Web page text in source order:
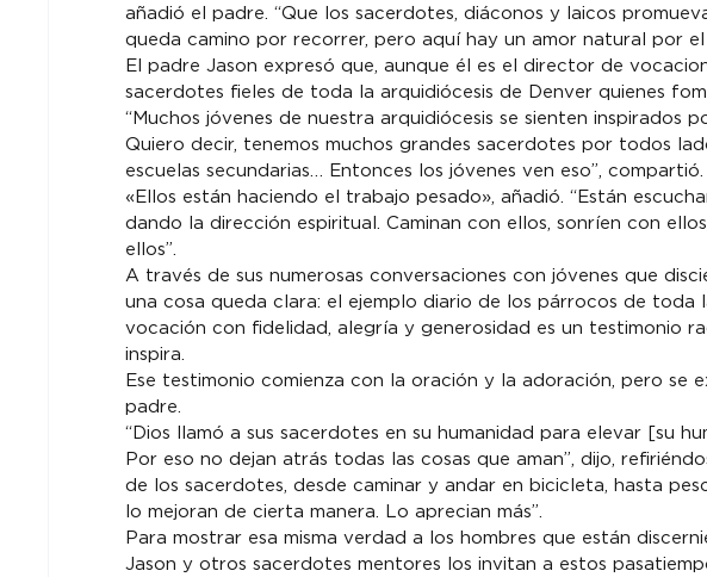
añadió el padre. “Que los sacerdotes, diáconos y laicos
queda camino por recorrer, pero aquí hay un amor natural por el
El padre Jason expresó que, aunque él es el director de
sacerdotes fieles de toda la arquidiócesis de Denver quienes
“Muchos jóvenes de nuestra arquidiócesis se sienten inspirados
Quiero decir, tenemos muchos grandes sacerdotes por todos
escuelas secundarias… Entonces los jóvenes ven eso”, compartió.
«Ellos están haciendo el trabajo pesado», añadió. “Están
dando la dirección espiritual. Caminan con ellos, sonríen con
ellos”.
A través de sus numerosas conversaciones con jóvenes que
una cosa queda clara: el ejemplo diario de los párrocos de toda
vocación con fidelidad, alegría y generosidad es un testimonio
inspira.
Ese testimonio comienza con la oración y la adoración, pero se
padre.
“Dios llamó a sus sacerdotes en su humanidad para elevar [su
Por eso no dejan atrás todas las cosas que aman”, dijo,
de los sacerdotes, desde caminar y andar en bicicleta, hasta
lo mejoran de cierta manera. Lo aprecian más”.
Para mostrar esa misma verdad a los hombres que están
Jason y otros sacerdotes mentores los invitan a estos